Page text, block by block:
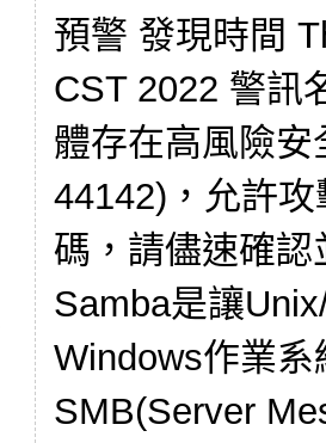
預警 發現時間
CST 2022 警訊
體存在高風險
44142)，允許
碼，請儘速確
Samba是讓
Windows作業
SMB(Server